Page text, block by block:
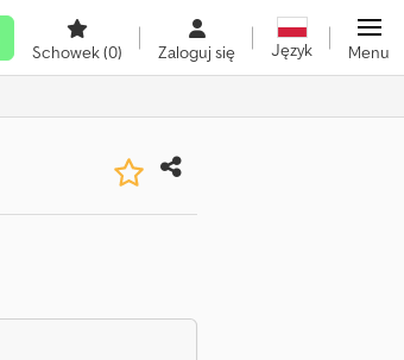
Schowek(0) Zaloguj się Język Menu